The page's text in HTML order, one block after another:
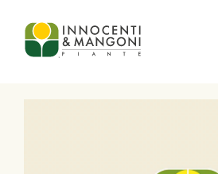
Skip to main content